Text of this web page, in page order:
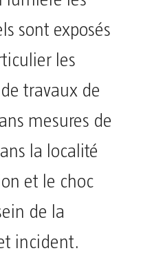
sont exposés
les
travaux de
mesures de
la localité
et le choc
de la
incident.